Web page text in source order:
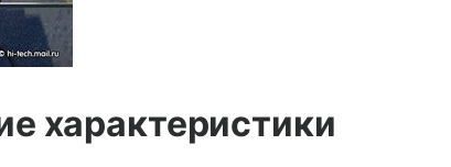
характеристики